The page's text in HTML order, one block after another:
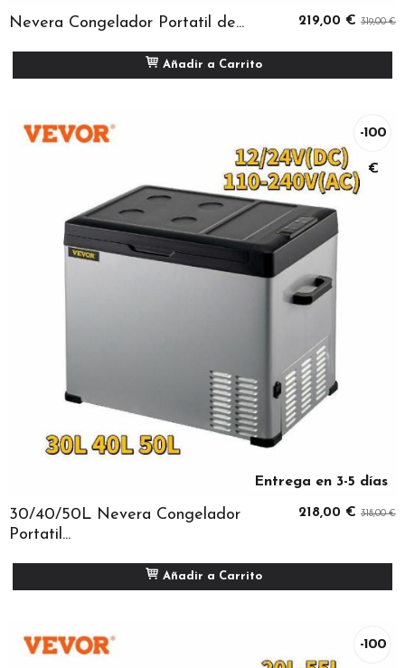
Nevera Congelador Portatil de... 219,00 € 319,00 €
Añadir a Carrito
Entrega en 3-5 días
-100
€
30/40/50L Nevera Congelador
Portatil...
218,00 € 318,00 €
Añadir a Carrito
-100